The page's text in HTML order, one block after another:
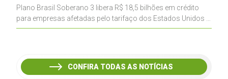
Plano Brasil Soberano 3 libera R$ 18,5 bilhões em crédito
para empresas afetadas pelo tarifaço dos Estados Unidos e
inclui a pecuária entre os setores estratégicos
CONFIRA TODAS AS NOTÍCIAS